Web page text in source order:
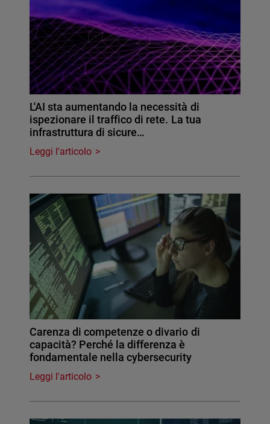
L'AI sta aumentando la necessità di
ispezionare il traffico di rete. La tua
infrastruttura di sicure…
Leggi l'articolo
Carenza di competenze o divario di
capacità? Perché la differenza è
fondamentale nella cybersecurity
Leggi l'articolo